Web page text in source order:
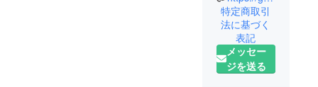
特定商取引
法に基づく
表記
メッセー
ジを送る